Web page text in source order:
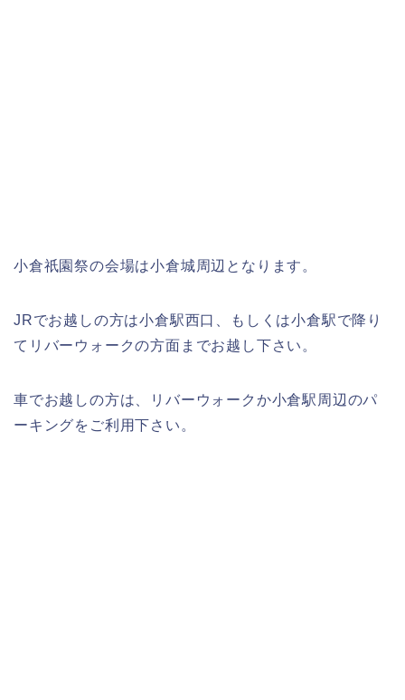
小倉祇園祭の会場は小倉城周辺となります。
JRでお越しの方は小倉駅西口、もしくは小倉駅で降り
てリバーウォークの方面までお越し下さい。
車でお越しの方は、リバーウォークか小倉駅周辺のパ
ーキングをご利用下さい。